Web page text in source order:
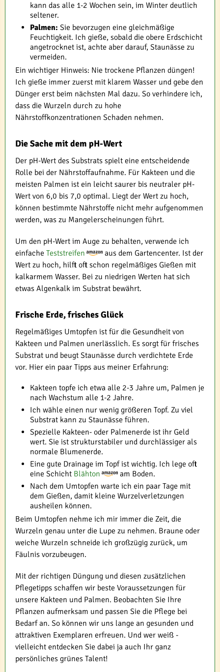
kann das alle 1-2 Wochen sein, im Winter deutlich
seltener.
Palmen: Sie bevorzugen eine gleichmäßige
Feuchtigkeit. Ich gieße, sobald die obere Erdschicht
angetrocknet ist, achte aber darauf, Staunässe zu
vermeiden.
Ein wichtiger Hinweis: Nie trockene Pflanzen düngen!
Ich gieße immer zuerst mit klarem Wasser und gebe den
Dünger erst beim nächsten Mal dazu. So verhindere ich,
dass die Wurzeln durch zu hohe
Nährstoffkonzentrationen Schaden nehmen.
Die Sache mit dem pH-Wert
Der pH-Wert des Substrats spielt eine entscheidende
Rolle bei der Nährstoffaufnahme. Für Kakteen und die
meisten Palmen ist ein leicht saurer bis neutraler pH-
Wert von 6,0 bis 7,0 optimal. Liegt der Wert zu hoch,
können bestimmte Nährstoffe nicht mehr aufgenommen
werden, was zu Mangelerscheinungen führt.
Um den pH-Wert im Auge zu behalten, verwende ich
einfache Teststreifen
aus dem Gartencenter. Ist der
Wert zu hoch, hilft oft schon regelmäßiges Gießen mit
kalkarmem Wasser. Bei zu niedrigen Werten hat sich
etwas Algenkalk im Substrat bewährt.
Frische Erde, frisches Glück
Regelmäßiges Umtopfen ist für die Gesundheit von
Kakteen und Palmen unerlässlich. Es sorgt für frisches
Substrat und beugt Staunässe durch verdichtete Erde
vor. Hier ein paar Tipps aus meiner Erfahrung:
Kakteen topfe ich etwa alle 2-3 Jahre um, Palmen je
nach Wachstum alle 1-2 Jahre.
Ich wähle einen nur wenig größeren Topf. Zu viel
Substrat kann zu Staunässe führen.
Spezielle Kakteen- oder Palmenerde ist ihr Geld
wert. Sie ist strukturstabiler und durchlässiger als
normale Blumenerde.
Eine gute Drainage im Topf ist wichtig. Ich lege oft
eine Schicht Blähton
am Boden.
Nach dem Umtopfen warte ich ein paar Tage mit
dem Gießen, damit kleine Wurzelverletzungen
ausheilen können.
Beim Umtopfen nehme ich mir immer die Zeit, die
Wurzeln genau unter die Lupe zu nehmen. Braune oder
weiche Wurzeln schneide ich großzügig zurück, um
Fäulnis vorzubeugen.
Mit der richtigen Düngung und diesen zusätzlichen
Pflegetipps schaffen wir beste Voraussetzungen für
unsere Kakteen und Palmen. Beobachten Sie Ihre
Pflanzen aufmerksam und passen Sie die Pflege bei
Bedarf an. So können wir uns lange an gesunden und
attraktiven Exemplaren erfreuen. Und wer weiß -
vielleicht entdecken Sie dabei ja auch Ihr ganz
persönliches grünes Talent!